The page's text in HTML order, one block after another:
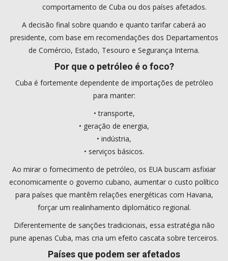
comportamento de Cuba ou dos países afetados.
A decisão final sobre quando e quanto tarifar caberá ao
presidente, com base em recomendações dos Departamentos
de Comércio, Estado, Tesouro e Segurança Interna.
Por que o petróleo é o foco?
Cuba é fortemente dependente de importações de petróleo
para manter:
• transporte,
• geração de energia,
• indústria,
• serviços básicos.
Ao mirar o fornecimento de petróleo, os EUA buscam asfixiar
economicamente o governo cubano, aumentar o custo político
para países que mantêm relações energéticas com Havana,
forçar um realinhamento diplomático regional.
Diferentemente de sanções tradicionais, essa estratégia não
pune apenas Cuba, mas cria um efeito cascata sobre terceiros.
Países que podem ser afetados